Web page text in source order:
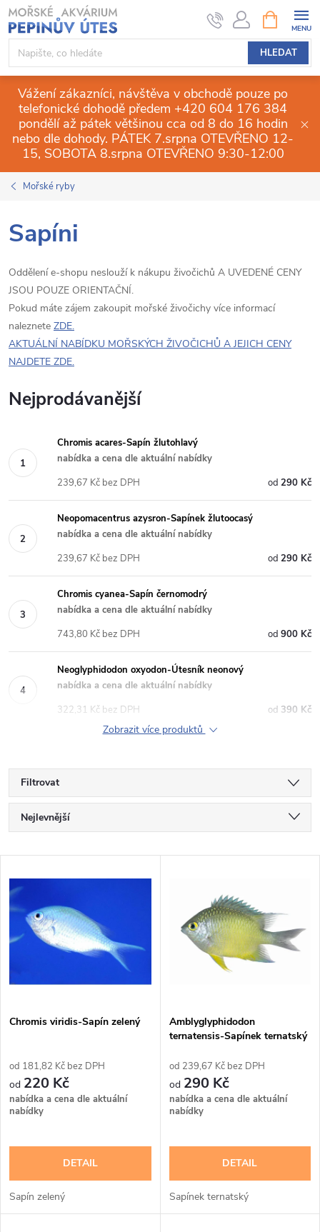
Přejít
na
obsah
HLEDAT
NÁKUPNÍ
KOŠÍK
Vážení zákazníci, návštěva v obchodě pouze po
telefonické dohodě předem +420 604 176 384
pondělí až pátek většinou cca od 8 do 16 hodin
nebo dle dohody. PÁTEK 7.srpna OTEVŘENO 12-
15, SOBOTA 8.srpna OTEVŘENO 9:30-12:00
Mořské ryby
Sapíni
Oddělení e-shopu neslouží k nákupu živočichů A UVEDENÉ CENY
JSOU POUZE ORIENTAČNÍ.
Pokud máte zájem zakoupit mořské živočichy více informací
naleznete ZDE.
AKTUÁLNÍ NABÍDKU MOŘSKÝCH ŽIVOČICHŮ A JEJICH CENY
NAJDETE ZDE.
Nejprodávanější
Chromis acares-Sapín žlutohlavý
nabídka a cena dle aktuální nabídky
290 Kč
239,67 Kč bez DPH
Neopomacentrus azysron-Sapínek žlutoocasý
nabídka a cena dle aktuální nabídky
290 Kč
239,67 Kč bez DPH
Chromis cyanea-Sapín černomodrý
nabídka a cena dle aktuální nabídky
900 Kč
743,80 Kč bez DPH
Neoglyphidodon oxyodon-Útesník neonový
nabídka a cena dle aktuální nabídky
390 Kč
322,31 Kč bez DPH
Zobrazit více produktů
Filtrovat
Ř
a
z
e
n
í
p
r
o
d
u
k
Nejlevnější
Abecedně
V
ý
p
i
s
r
o
d
u
Chromis viridis-Sapín zelený
181,82 Kč bez DPH
220 Kč
nabídka a cena dle aktuální
nabídky
DETAIL
Sapín zelený
Amblyglyphidodon
ternatensis-Sapínek ternatský
239,67 Kč bez DPH
290 Kč
nabídka a cena dle aktuální
nabídky
DETAIL
Sapínek ternatský